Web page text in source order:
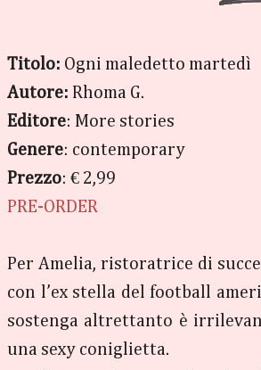
Titolo: Ogni maledetto martedì
Autore: Rhoma G.
Editore: More stories
Genere: contemporary
Prezzo: € 2,99
PRE-ORDER
Per Amelia, ristoratrice di
con l’ex stella del football
sostenga altrettanto è
una sexy coniglietta.